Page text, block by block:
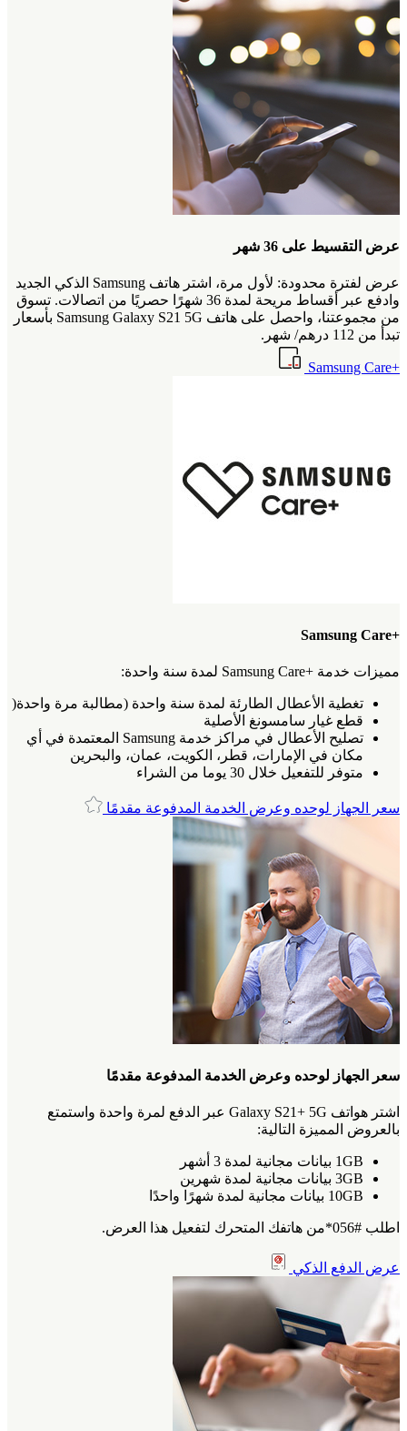
عرض التقسيط على 36 شهر
عرض لفترة محدودة: لأول مرة، اشتر هاتف Samsung الذكي الجديد
وادفع عبر أقساط مريحة لمدة 36 شهرًا حصريًا من اتصالات. تسوق
من مجموعتنا، واحصل على هاتف Samsung Galaxy S21 5G بأسعار
تبدأ من 112 درهم/ شهر.
+Samsung Care
+Samsung Care
مميزات خدمة +Samsung Care لمدة سنة واحدة:
تغطية الأعطال الطارئة لمدة سنة واحدة (مطالبة مرة واحدة(
قطع غيار سامسونغ الأصلية
تصليح الأعطال في مراكز خدمة Samsung المعتمدة في أي
مكان في الإمارات، قطر، الكويت، عمان، والبحرين
متوفر للتفعيل خلال 30 يوما من الشراء
سعر الجهاز لوحده وعرض الخدمة المدفوعة مقدمًا
سعر الجهاز لوحده وعرض الخدمة المدفوعة مقدمًا
اشتر هواتف Galaxy S21+ 5G عبر الدفع لمرة واحدة واستمتع
بالعروض المميزة التالية:
1GB بيانات مجانية لمدة 3 أشهر
3GB بيانات مجانية لمدة شهرين
10GB بيانات مجانية لمدة شهرًا واحدًا
اطلب #056*من هاتفك المتحرك لتفعيل هذا العرض.
عرض الدفع الذكي